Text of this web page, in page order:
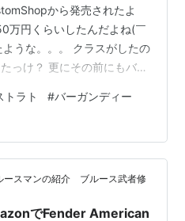
から発売されたよ
万円くらいしたんだよね(￣
うな。。。 クラスがしたの
っけ？ 更にその前にもバー
からの発売という事で
でFender Music Japanの
る♪♪ www.youtube.com
…
トラト #バーガンディー
ースマンの紹介 ブルース武者修
でFender American